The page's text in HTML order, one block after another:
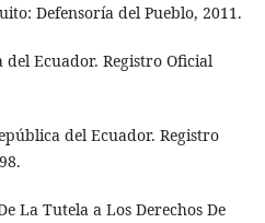
Defensoría del Pueblo, 2011.
Ecuador. Registro Oficial
del Ecuador. Registro
La Tutela a Los Derechos De